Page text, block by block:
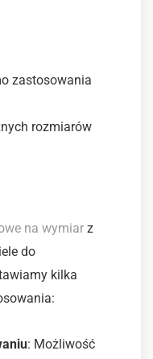
zastosowania
rozmiarów
na wymiar z
do
kilka
: Możliwość